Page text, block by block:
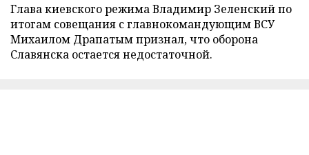
Глава киевского режима Владимир Зеленский по
итогам совещания с главнокомандующим ВСУ
Михаилом Драпатым признал, что оборона
Славянска остается недостаточной.